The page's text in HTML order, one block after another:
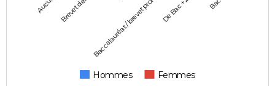
Hommes Femmes